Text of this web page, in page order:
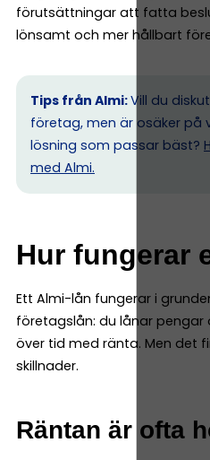
förutsättningar att fatta
lönsamt och mer hållbart
Tips från Almi:Vill du
företag, men är osäker på
lösning som passar bäst?
med Almi.
Hur fungerar
Ett Almi-lån fungerar i
företagslån: du lånar
över tid med ränta. Men det
skillnader.
Räntan är ofta